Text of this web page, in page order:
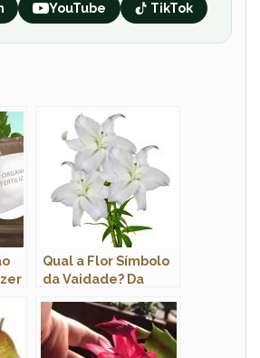
YouTube TikTok
Qual a Flor Símbolo
da Vaidade? Da
Crianças?